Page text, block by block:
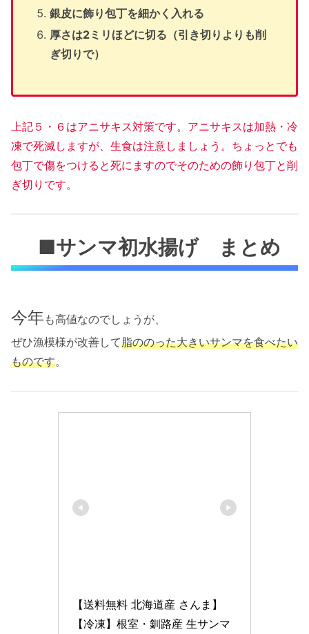
銀皮に飾り包丁を細かく入れる
厚さは2ミリほどに切る（引き切りよりも削
ぎ切りで）
上記５・６はアニサキス対策です。アニサキスは加熱・冷
凍で死滅しますが、生食は注意しましょう。ちょっとでも
包丁で傷をつけると死にますのでそのための飾り包丁と削
ぎ切りです。
■サンマ初水揚げ まとめ
今年 も高値なのでしょうが、
ぜひ漁模様が改善して脂ののった大きいサンマを食べたい
ものです。
【送料無料 北海道産 さんま】
【冷凍】根室・釧路産 生サンマ